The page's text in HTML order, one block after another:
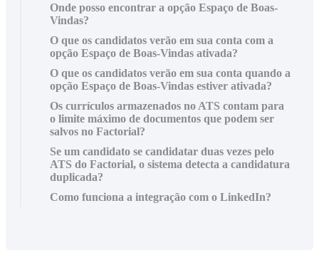
Onde posso encontrar a opção Espaço de Boas-
Vindas?
O que os candidatos verão em sua conta com a
opção Espaço de Boas-Vindas ativada?
O que os candidatos verão em sua conta quando a
opção Espaço de Boas-Vindas estiver ativada?
Os currículos armazenados no ATS contam para
o limite máximo de documentos que podem ser
salvos no Factorial?
Se um candidato se candidatar duas vezes pelo
ATS do Factorial, o sistema detecta a candidatura
duplicada?
Como funciona a integração com o LinkedIn?